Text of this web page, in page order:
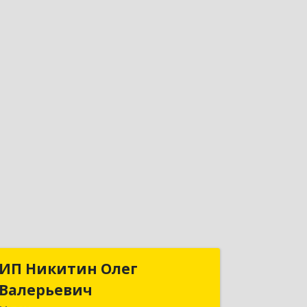
ИП Никитин Олег
Валерьевич
ИП Никитин Олег